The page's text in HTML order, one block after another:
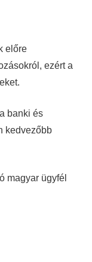
előre
ezért a
banki és
kedvezőbb
magyar ügyfél